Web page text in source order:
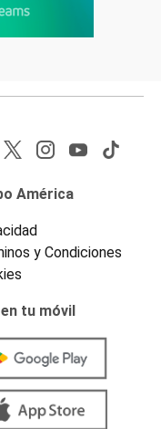
América
y Condiciones
tu móvil